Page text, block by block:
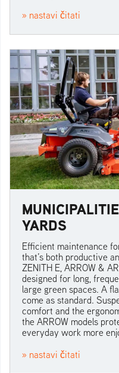
» nastavi čitati
YARDS
Efficient maintenance
that’s both productive
ZENITH E, ARROW &
designed for long,
large green spaces. A
come as standard.
comfort and the
the ARROW models
everyday work more
» nastavi čitati